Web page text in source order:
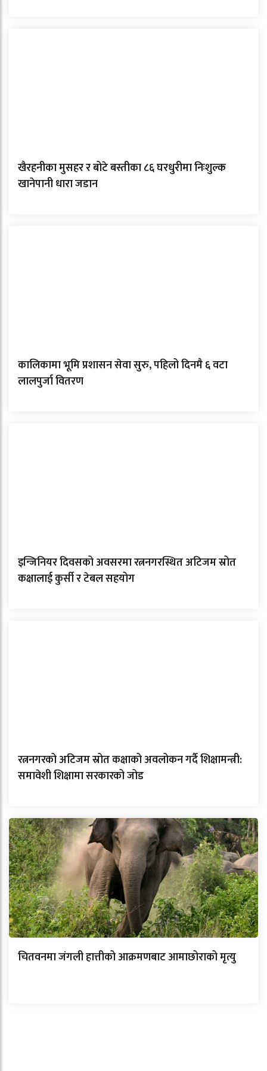
खैरहनीका मुसहर र बोटे बस्तीका ८६ घरधुरीमा निःशुल्क
खानेपानी धारा जडान
कालिकामा भूमि प्रशासन सेवा सुरु, पहिलो दिनमै ६ वटा
लालपुर्जा वितरण
इन्जिनियर दिवसको अवसरमा रत्ननगरस्थित अटिजम स्रोत
कक्षालाई कुर्सी र टेबल सहयोग
रत्ननगरको अटिजम स्रोत कक्षाको अवलोकन गर्दै शिक्षामन्त्री:
समावेशी शिक्षामा सरकारको जोड
चितवनमा जंगली हात्तीको आक्रमणबाट आमाछोराको मृत्यु